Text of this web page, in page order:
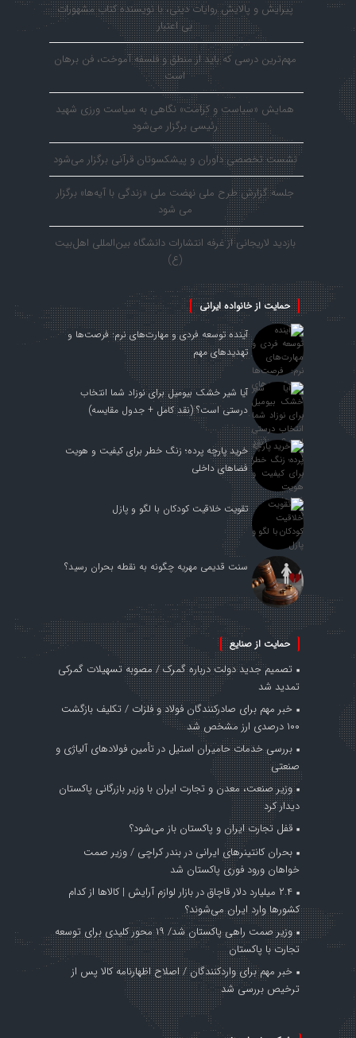
پیرایش و پالایش روایات دینی، با نویسنده کتاب مشهورات
بی اعتبار
مهم‌ترین درسی که باید از منطق و فلسفه آموخت، فن برهان
است
همایش «سیاست و کرامت» نگاهی به سیاست ورزی شهید
رئیسی برگزار می‌شود
نشست تخصصی داوران و پیشکسوتان قرآنی برگزار می‌شود
جلسه گزارش طرح ملی نهضت ملی «زندگی با آیه‌ها» برگزار
می شود
بازدید لاریجانی از غرفه انتشارات دانشگاه بین‌المللی اهل‌بیت
(ع)
حمایت از خانواده ایرانی
آینده توسعه فردی و مهارت‌های نرم: فرصت‌ها و
تهدیدهای مهم
آیا شیر خشک بیومیل برای نوزاد شما انتخاب
درستی است؟ (نقد کامل + جدول مقایسه)
خرید پارچه پرده؛ زنگ خطر برای کیفیت و هویت
فضاهای داخلی
تقویت خلاقیت کودکان با لگو و پازل
سنت قدیمی مهریه چگونه به نقطه بحران رسید؟
حمایت از صنایع
تصمیم جدید دولت درباره گمرک / مصوبه تسهیلات گمرکی
تمدید شد
خبر مهم برای صادرکنندگان فولاد و فلزات / تکلیف بازگشت
۱۰۰ درصدی ارز مشخص شد
بررسی خدمات حامیران استیل در تأمین فولادهای آلیاژی و
صنعتی
وزیر صنعت، معدن و تجارت ایران با وزیر بازرگانی پاکستان
دیدار کرد
قفل تجارت ایران و پاکستان باز می‌شود؟
بحران کانتینر‌های ایرانی در بندر کراچی / وزیر صمت
خواهان ورود فوری پاکستان شد
۲.۴ میلیارد دلار قاچاق در بازار لوازم آرایش | کالاها از کدام
کشورها وارد ایران می‌شوند؟
وزیر صمت راهی پاکستان شد/ ۱۹ محور کلیدی برای توسعه
تجارت با پاکستان
خبر مهم برای واردکنندگان / اصلاح اظهارنامه کالا پس از
ترخیص بررسی شد